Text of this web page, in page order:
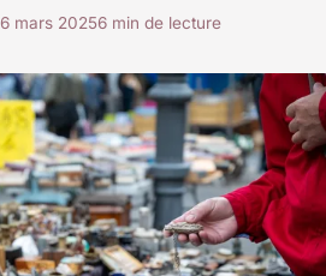
mars 20256 min de lecture